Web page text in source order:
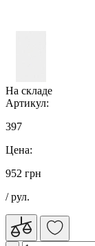
На складе
Артикул:
397
Цена:
952 грн
/ рул.